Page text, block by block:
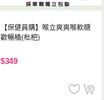
【保健員購】喉立爽爽喉軟糖
歡暢桶(枇杷)
$349